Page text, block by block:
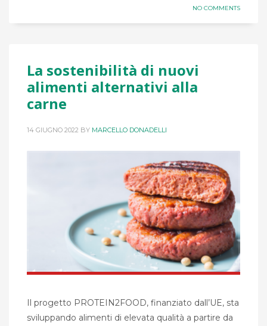
NO COMMENTS
La sostenibilità di nuovi
alimenti alternativi alla
carne
14 GIUGNO 2022 BY MARCELLO DONADELLI
Il progetto PROTEIN2FOOD, finanziato dall’UE, sta
sviluppando alimenti di elevata qualità a partire da